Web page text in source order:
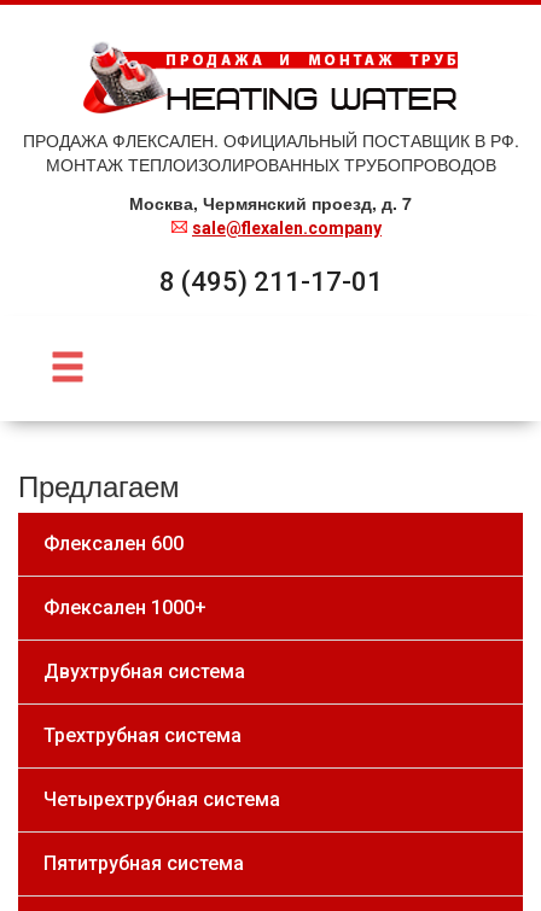
ПРОДАЖА ФЛЕКСАЛЕН. ОФИЦИАЛЬНЫЙ ПОСТАВЩИК В РФ.
МОНТАЖ ТЕПЛОИЗОЛИРОВАННЫХ ТРУБОПРОВОДОВ
Москва, Чермянский проезд, д. 7
sale@flexalen.company
8 (495) 211-17-01
Предлагаем
Флексален 600
Флексален 1000+
Двухтрубная система
Трехтрубная система
Четырехтрубная система
Пятитрубная система